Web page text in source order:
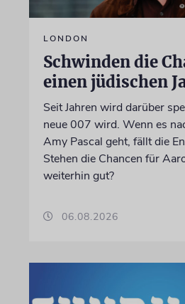
LONDON
Schwinden die
einen jüdischen
Seit Jahren wird darüber
neue 007 wird. Wenn es
Amy Pascal geht, fällt die
Stehen die Chancen für
weiterhin gut?
06.08.2026